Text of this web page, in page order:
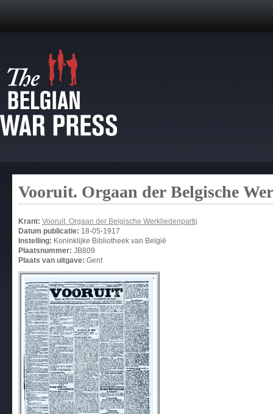
Vooruit. Orgaan der Belgische
Krant: Vooruit. Orgaan der Belgische Werkliedenpartij
Datum publicatie: 18-05-1917
Instelling: Koninklijke Bibliotheek van België
Plaatsnummer: JB809
Plaats van uitgave: Gent